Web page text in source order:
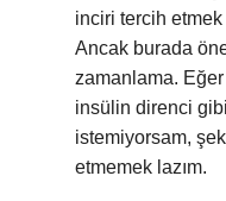
inciri tercih
Ancak burada
zamanlama.
insülin direnci
istemiyorsam,
etmemek lazım.